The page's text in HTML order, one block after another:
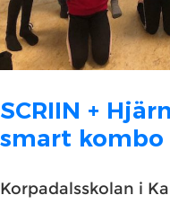
SCRIIN +
smart kombo
Korpadalsskolan i